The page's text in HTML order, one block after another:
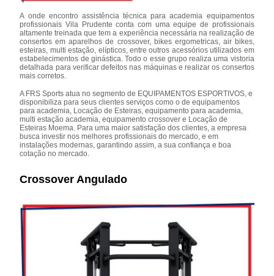
A onde encontro assistência técnica para academia equipamentos
profissionais Vila Prudente conta com uma equipe de profissionais
altamente treinada que tem a experiência necessária na realização de
consertos em aparelhos de crossover, bikes ergometricas, air bikes,
esteiras, multi estação, elípticos, entre outros acessórios utilizados em
estabelecimentos de ginástica. Todo o esse grupo realiza uma vistoria
detalhada para verificar defeitos nas máquinas e realizar os consertos
mais corretos.
A FRS Sports atua no segmento de EQUIPAMENTOS ESPORTIVOS, e
disponibiliza para seus clientes serviços como o de equipamentos
para academia, Locação de Esteiras, equipamento para academia,
multi estação academia, equipamento crossover e Locação de
Esteiras Moema. Para uma maior satisfação dos clientes, a empresa
busca investir nos melhores profissionais do mercado, e em
instalações modernas, garantindo assim, a sua confiança e boa
cotação no mercado.
Crossover Angulado